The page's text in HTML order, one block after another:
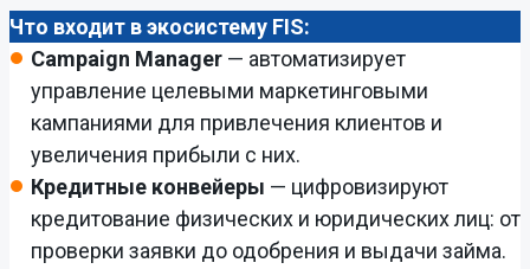
Что входит в экосистему FIS:
Campaign Manager — автоматизирует
управление целевыми маркетинговыми
кампаниями для привлечения клиентов и
увеличения прибыли с них.
Кредитные конвейеры — цифровизируют
кредитование физических и юридических лиц: от
проверки заявки до одобрения и выдачи займа.